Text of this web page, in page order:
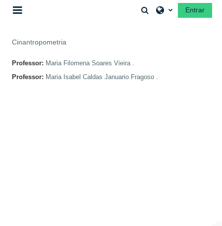
Alternar a entrada
Entrar
Cinantropometria
Professor: Maria Filomena Soares Vieira .
Professor: Maria Isabel Caldas Januario Fragoso .